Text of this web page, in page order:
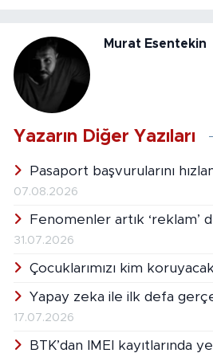
Murat Esentekin
Yazarın Diğer Yazıları
Pasaport başvurularını
07.08.2026
Fenomenler artık ‘reklam’
31.07.2026
Çocuklarımızı kim
Yapay zeka ile ilk defa
17.07.2026
BTK’dan IMEI kayıtlarında